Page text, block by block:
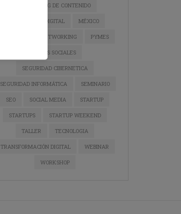
MARKETING DE CONTENIDO
MARKETING DIGITAL MÉXICO
NETWORKING PYMES
REDES SOCIALES
SEGURIDAD CIBERNETICA
SEGURIDAD INFORMÁTICA SEMINARIO
SEO SOCIAL MEDIA STARTUP
STARTUPS STARTUP WEEKEND
TALLER TECNOLOGIA
TRANSFORMACIÓN DIGITAL WEBINAR
WORKSHOP